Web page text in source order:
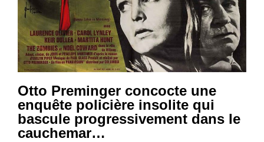
Otto Preminger concocte une
enquête policière insolite qui
bascule progressivement dans le
cauchemar…